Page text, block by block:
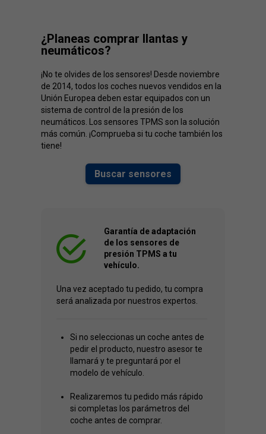
¿Planeas comprar llantas y
neumáticos?
¡No te olvides de los sensores! Desde noviembre
de 2014, todos los coches nuevos vendidos en la
Unión Europea deben estar equipados con un
sistema de control de la presión de los
neumáticos. Los sensores TPMS son la solución
más común. ¡Comprueba si tu coche también los
tiene!
Buscar sensores
Garantía de adaptación
de los sensores de
presión TPMS a tu
vehículo.
Una vez aceptado tu pedido, tu compra
será analizada por nuestros expertos.
Si no seleccionas un coche antes de
pedir el producto, nuestro asesor te
llamará y te preguntará por el
modelo de vehículo.
Realizaremos tu pedido más rápido
si completas los parámetros del
coche antes de comprar.